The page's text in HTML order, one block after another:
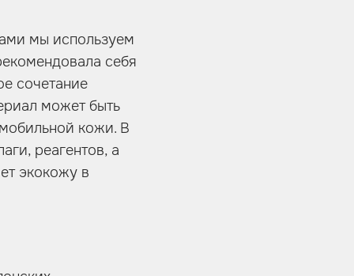
мы используем
себя
сочетание
может быть
кожи. В
реагентов, а
экокожу в